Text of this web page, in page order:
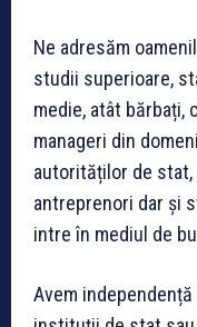
Ne adresăm
studii superioare,
medie, atât bărbați,
manageri din
autorităților de stat,
antreprenori dar și
intre în mediul de
Avem